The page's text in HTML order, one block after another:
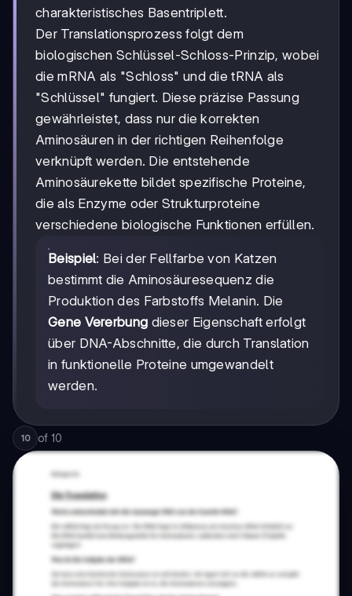
charakteristisches Basentriplett.
Der Translationsprozess folgt dem
biologischen Schlüssel-Schloss-Prinzip, wobei
die mRNA als "Schloss" und die tRNA als
"Schlüssel" fungiert. Diese präzise Passung
gewährleistet, dass nur die korrekten
Aminosäuren in der richtigen Reihenfolge
verknüpft werden. Die entstehende
Aminosäurekette bildet spezifische Proteine,
die als Enzyme oder Strukturproteine
verschiedene biologische Funktionen erfüllen.
Beispiel: Bei der Fellfarbe von Katzen
bestimmt die Aminosäuresequenz die
Produktion des Farbstoffs Melanin. Die
Gene Vererbung dieser Eigenschaft erfolgt
über DNA-Abschnitte, die durch Translation
in funktionelle Proteine umgewandelt
werden.
10 of 10